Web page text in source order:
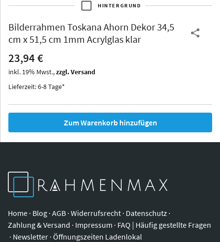
Iowa
HINTERGRUND
Bilderrahmen Toskana Ahorn Dekor 34,5
cm x 51,5 cm 1mm Acrylglas klar
23,94 €
inkl. 19% Mwst.,zzgl. Versand
Lieferzeit: 6-8 Tage*
Zum Warenkorb hinzufügen
Home · Blog · AGB · Widerrufsrecht · Datenschutz ·
Zahlung & Versand · Impressum · FAQ | Häufig gestellte Fragen
· Newsletter · Öffnungszeiten Ladenlokal